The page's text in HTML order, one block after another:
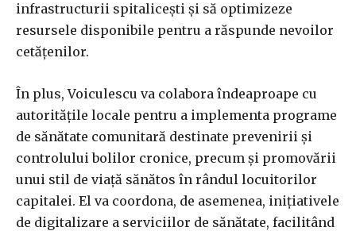
infrastructurii spitalicești și să optimizeze
resursele disponibile pentru a răspunde nevoilor
cetățenilor.
În plus, Voiculescu va colabora îndeaproape cu
autoritățile locale pentru a implementa programe
de sănătate comunitară destinate prevenirii și
controlului bolilor cronice, precum și promovării
unui stil de viață sănătos în rândul locuitorilor
capitalei. El va coordona, de asemenea, inițiativele
de digitalizare a serviciilor de sănătate, facilitând